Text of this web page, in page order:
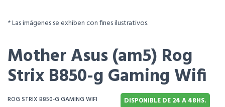
* Las imágenes se exhiben con fines ilustrativos.
Mother Asus (am5) Rog
Strix B850-g Gaming Wifi
ROG STRIX B850-G GAMING WIFI DISPONIBLE DE 24 A 48HS.